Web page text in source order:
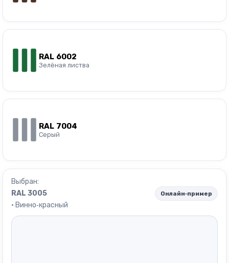
RAL 6002
Зелёная листва
RAL 7004
Серый
Выбран:
RAL 3005
· Винно‑красный
Онлайн‑пример